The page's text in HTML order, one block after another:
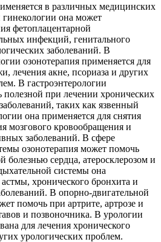
в различных медицинских
гинекологии она может
фетоплацентарной
инфекций, генитального
заболеваний. В
озонотерапия применяется для
лечения акне, псориаза и других
В гастроэнтерологии
полезной при лечении хронических
таких как язвенный
она применяется для снятия
мозгового кровообращения и
заболеваний. В сфере
озонотерапия может помочь
болезнью сердца, атеросклерозом и
системы она
хронического бронхита и
В опорно-двигательной
помочь при артрите, артрозе и
и позвоночника. В урологии
для лечения хронического
урологических проблем.